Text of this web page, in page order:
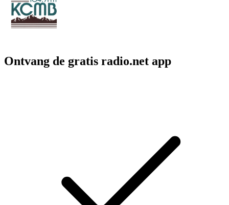
Ontvang de gratis radio.net app